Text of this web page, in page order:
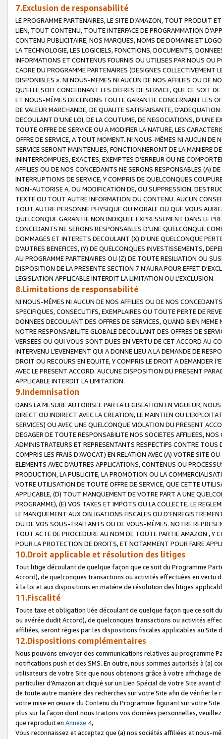
7.Exclusion de responsabilité
LE PROGRAMME PARTENAIRES, LE SITE D’AMAZON, TOUT PRODUIT
LIEN, TOUT CONTENU, TOUTE INTERFACE DE PROGRAMMATION
CONTENU PUBLICITAIRE, NOS MARQUES, NOMS DE DOMAINE ET
LA TECHNOLOGIE, LES LOGICIELS, FONCTIONS, DOCUMENTS,
INFORMATIONS ET CONTENUS FOURNIS OU UTILISES PAR NOUS OU
CADRE DU PROGRAMME PARTENAIRES (DESIGNES COLLECTIVEMENT
DISPONIBLES ». NI NOUS-MEMES NI AUCUN DE NOS AFFILIES OU DE
QU’ELLE SOIT CONCERNANT LES OFFRES DE SERVICE, QUE CE SOIT
ET NOUS-MÊMES DECLINONS TOUTE GARANTIE CONCERNANT LES
DE VALEUR MARCHANDE, DE QUALITE SATISFAISANTE,
DECOULANT D’UNE LOI, DE LA COUTUME, DE NEGOCIATIONS, D’UNE
TOUTE OFFRE DE SERVICE OU A MODIFIER LA NATURE, LES
OFFRE DE SERVICE, A TOUT MOMENT. NI NOUS-MÊMES NI AUCUN DE
SERVICE SERONT MAINTENUES, FONCTIONNERONT DE LA MANIERE
ININTERROMPUES, EXACTES, EXEMPTES D’ERREUR OU NE
AFFILIES OU DE NOS CONCEDANTS NE SERONS RESPONSABLES (A)
INTERRUPTIONS DE SERVICE, Y COMPRIS DE QUELCONQUES
NON-AUTORISE A, OU MODIFICATION DE, OU SUPPRESSION,
TEXTE OU TOUT AUTRE INFORMATION OU CONTENU. AUCUN
TOUT AUTRE PERSONNE PHYSIQUE OU MORALE OU QUE VOUS
QUELCONQUE GARANTIE NON INDIQUEE EXPRESSEMENT DANS LE
CONCEDANTS NE SERONS RESPONSABLES D’UNE QUELCONQUE
DOMMAGES ET INTERETS DECOULANT (X) D'UNE QUELCONQUE
D'AUTRES BENEFICES, (Y) DE QUELCONQUES INVESTISSEMENTS,
AU PROGRAMME PARTENAIRES OU (Z) DE TOUTE RESILIATION OU
DISPOSITION DE LA PRESENTE SECTION 7 N'AURA POUR EFFET
LEGISLATION APPLICABLE INTERDIT LA LIMITATION OU L’EXCLUSION.
8.Limitations de responsabilité
NI NOUS-MÊMES NI AUCUN DE NOS AFFILIES OU DE NOS
SPECIFIQUES, CONSECUTIFS, EXEMPLAIRES OU TOUTE PERTE DE
DONNEES DECOULANT DES OFFRES DE SERVICES, QUAND BIEN
NOTRE RESPONSABILITE GLOBALE DECOULANT DES OFFRES DE
VERSEES OU QUI VOUS SONT DUES EN VERTU DE CET ACCORD AU
INTERVENU L’EVENEMENT QUI A DONNE LIEU A LA DEMANDE DE
DROIT OU RECOURS EN EQUITE, Y COMPRIS LE DROIT A DEMANDER
AVEC LE PRESENT ACCORD. AUCUNE DISPOSITION DU PRESENT
APPLICABLE INTERDIT LA LIMITATION.
9.Indemnisation
DANS LA MESURE AUTORISEE PAR LA LEGISLATION EN VIGUEUR,
DIRECT OU INDIRECT AVEC LA CREATION, LE MAINTIEN OU
SERVICES) OU AVEC UNE QUELCONQUE VIOLATION DU PRESENT
DEGAGER DE TOUTE RESPONSABILITE NOS SOCIETES AFFILIEES,
ADMINISTRATEURS ET REPRESENTANTS RESPECTIFS CONTRE
COMPRIS LES FRAIS D’AVOCAT) EN RELATION AVEC (A) VOTRE SITE
ELEMENTS AVEC D’AUTRES APPLICATIONS, CONTENUS OU
PRODUCTION, LA PUBLICITE, LA PROMOTION OU LA
VOTRE UTILISATION DE TOUTE OFFRE DE SERVICE, QUE CETTE
APPLICABLE, (D) TOUT MANQUEMENT DE VOTRE PART A UNE
PROGRAMME), (E) VOS TAXES ET IMPOTS OU LA COLLECTE, LE
LE MANQUEMENT AUX OBLIGATIONS FISCALES OU
OU DE VOS SOUS-TRAITANTS OU DE VOUS-MÊMES. NOTRE
TOUT ACTE DE PROCEDURE AU NOM DE TOUTE PARTIE AMAZON , Y
POUR LA PROTECTION DE DROITS, ET NOTAMMENT POUR FAIRE
10.Droit applicable et résolution des litiges
Tout litige découlant de quelque façon que ce soit du Programme
Accord), de quelconques transactions ou activités effectuées en vertu
à la loi et aux dispositions en matière de résolution des litiges
11.Fiscalité
Toute taxe et obligation liée découlant de quelque façon que ce soit
ou avérée dudit Accord), de quelconques transactions ou activités
affiliées, seront régies par les dispositions fiscales applicables au Site
12.Dispositions complémentaires
Nous pouvons envoyer des communications relatives au programme
notifications push et des SMS. En outre, nous sommes autorisés à
utilisateurs de votre Site que nous obtenons grâce à votre affichage
particulier d'Amazon ait cliqué sur un Lien Spécial de votre Site avant
de toute autre manière des recherches sur votre Site afin de vérifier
votre mise en œuvre du Contenu du Programme figurant sur votre
plus sur la façon dont nous traitons vos données personnelles,
que reproduit en Annexe 4,
Vous reconnaissez et acceptez que (a) nos sociétés affiliées et nous-